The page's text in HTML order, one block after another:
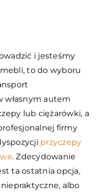
i jesteśmy
to do wyboru
własnym autem
lub ciężarówki, a
firmy
przyczepy
. Zdecydowanie
ta ostatnia opcja,
albo